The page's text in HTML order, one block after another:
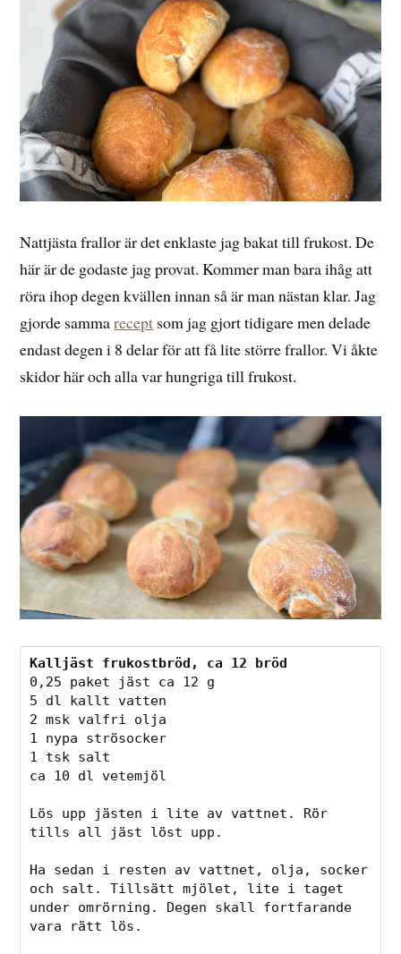
Nattjästa frallor är det enklaste jag bakat till frukost. De
här är de godaste jag provat. Kommer man bara ihåg att
röra ihop degen kvällen innan så är man nästan klar. Jag
gjorde sammarecept som jag gjort tidigare men delade
endast degen i 8 delar för att få lite större frallor. Vi åkte
skidor här och alla var hungriga till frukost.
Kalljäst frukostbröd, ca 12 bröd
0,25 paket jäst ca 12 g
5 dl kallt vatten
2 msk valfri olja
1 nypa strösocker
1 tsk salt
ca 10 dl vetemjöl
Lös upp jästen i lite av vattnet. Rör
tills all jäst löst upp.
Ha sedan i resten av vattnet, olja, socker
och salt. Tillsätt mjölet, lite i taget
under omrörning. Degen skall fortfarande
vara rätt lös.